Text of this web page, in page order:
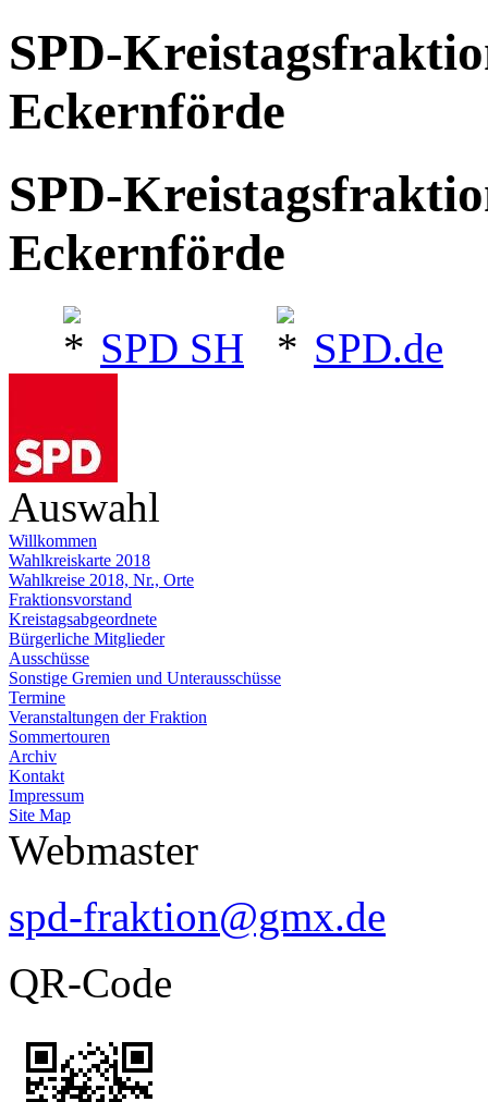
SPD-
Eckernförde
SPD-
Eckernförde
SPD SH SPD.de
Auswahl
Willkommen
Wahlkreiskarte 2018
Wahlkreise 2018, Nr., Orte
Fraktionsvorstand
Kreistagsabgeordnete
Bürgerliche Mitglieder
Ausschüsse
Sonstige Gremien und Unterausschüsse
Termine
Veranstaltungen der Fraktion
Sommertouren
Archiv
Kontakt
Impressum
Site Map
Webmaster
spd-fraktion@gmx.de
QR-Code